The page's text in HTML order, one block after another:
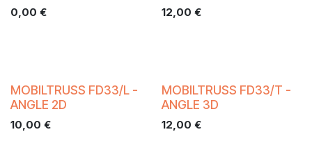
0,00 € 12,00 €
MOBILTRUSS FD33/L -
ANGLE 2D
10,00 €
MOBILTRUSS FD33/T -
ANGLE 3D
12,00 €